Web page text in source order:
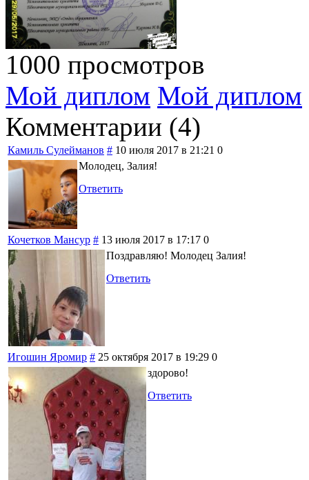
1000 просмотров
Мой диплом Мой диплом
Комментарии (4)
Камиль Сулейманов # 10 июля 2017 в 21:21 0
Молодец, Залия!
Ответить
Кочетков Мансур # 13 июля 2017 в 17:17 0
Поздравляю! Молодец Залия!
Ответить
Игошин Яромир # 25 октября 2017 в 19:29 0
здорово!
Ответить